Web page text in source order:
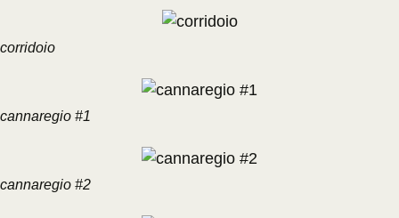
corridoio
cannaregio #1
cannaregio #2